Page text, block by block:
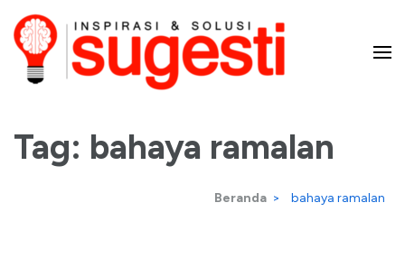
Lompat
ke
konten
Enter)
dan Solusi
Tag: bahaya ramalan
Beranda > bahaya ramalan